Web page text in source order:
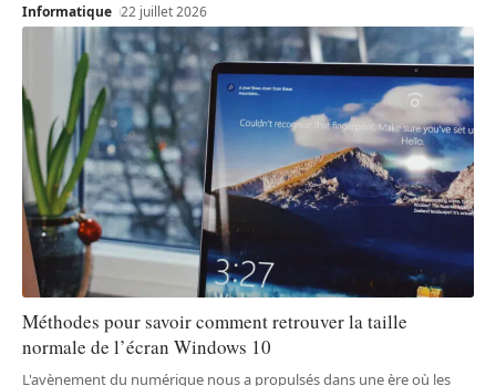
Informatique 22 juillet 2026
Méthodes pour savoir comment retrouver la taille
normale de l’écran Windows 10
L'avènement du numérique nous a propulsés dans une ère où les